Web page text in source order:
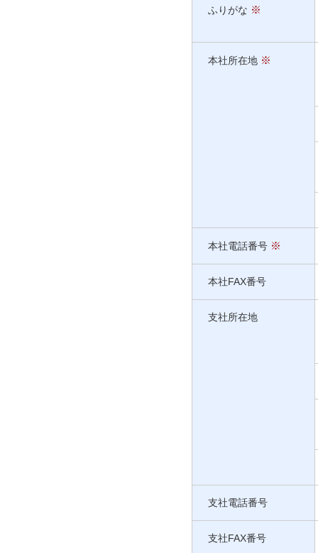
ふりがな ※
本社所在地 ※
本社電話番号 ※
本社FAX番号
支社所在地
支社電話番号
支社FAX番号